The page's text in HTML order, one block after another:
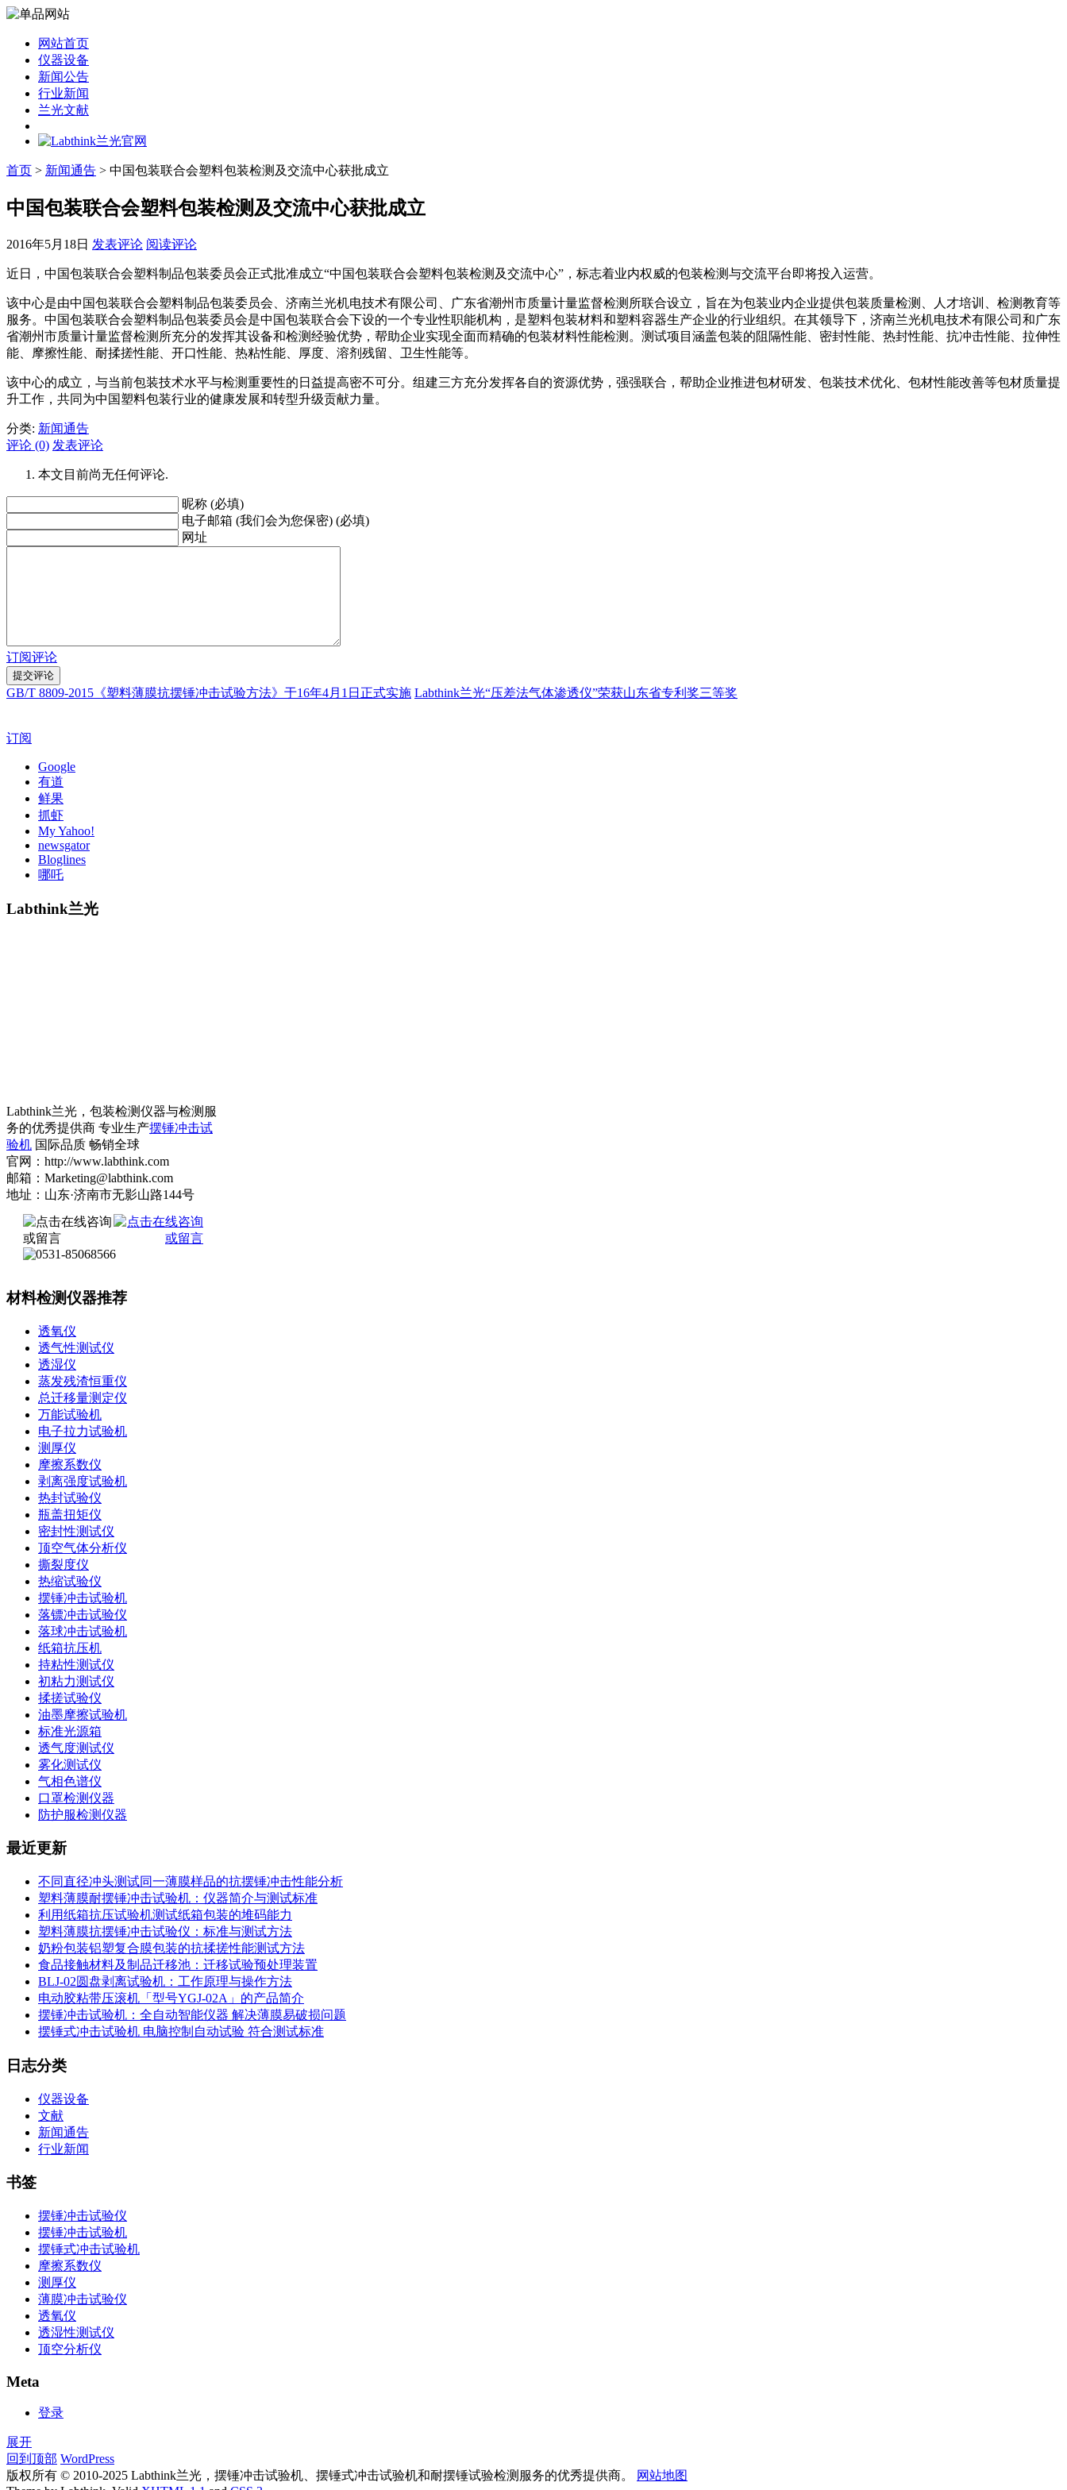
网站首页
仪器设备
新闻公告
行业新闻
兰光文献
首页 > 新闻通告 > 中国包装联合会塑料包装检测及交流中心获批成立
中国包装联合会塑料包装检测及交流中心获批成立
2016年5月18日 发表评论 阅读评论
近日，中国包装联合会塑料制品包装委员会正式批准成立“中国包装联合会塑料包装检测及交流中心”，标志着业内权威的包装检测与交流平台即将投入运营。
该中心是由中国包装联合会塑料制品包装委员会、济南兰光机电技术有限公司、广东省潮州市质量计量监督检测所联合设立，旨在为包装业内企业提供包装质量检测、人才培训、检测教育等
服务。中国包装联合会塑料制品包装委员会是中国包装联合会下设的一个专业性职能机构，是塑料包装材料和塑料容器生产企业的行业组织。在其领导下，济南兰光机电技术有限公司和广东
省潮州市质量计量监督检测所充分的发挥其设备和检测经验优势，帮助企业实现全面而精确的包装材料性能检测。测试项目涵盖包装的阻隔性能、密封性能、热封性能、抗冲击性能、拉伸性
能、摩擦性能、耐揉搓性能、开口性能、热粘性能、厚度、溶剂残留、卫生性能等。
该中心的成立，与当前包装技术水平与检测重要性的日益提高密不可分。组建三方充分发挥各自的资源优势，强强联合，帮助企业推进包材研发、包装技术优化、包材性能改善等包材质量提
升工作，共同为中国塑料包装行业的健康发展和转型升级贡献力量。
分类: 新闻通告
评论 (0) 发表评论
本文目前尚无任何评论.
昵称 (必填)
电子邮箱 (我们会为您保密) (必填)
网址
订阅评论
GB/T 8809-2015《塑料薄膜抗摆锤冲击试验方法》于16年4月1日正式实施 Labthink兰光“压差法气体渗透仪”荣获山东省专利奖三等奖
订阅
Google
有道
鲜果
抓虾
My Yahoo!
newsgator
Bloglines
哪吒
Labthink兰光
Labthink兰光，包装检测仪器与检测服
务的优秀提供商 专业生产摆锤冲击试
验机 国际品质 畅销全球
官网：http://www.labthink.com
邮箱：Marketing@labthink.com
地址：山东·济南市无影山路144号
材料检测仪器推荐
透氧仪
透气性测试仪
透湿仪
蒸发残渣恒重仪
总迁移量测定仪
万能试验机
电子拉力试验机
测厚仪
摩擦系数仪
剥离强度试验机
热封试验仪
瓶盖扭矩仪
密封性测试仪
顶空气体分析仪
撕裂度仪
热缩试验仪
摆锤冲击试验机
落镖冲击试验仪
落球冲击试验机
纸箱抗压机
持粘性测试仪
初粘力测试仪
揉搓试验仪
油墨摩擦试验机
标准光源箱
透气度测试仪
雾化测试仪
气相色谱仪
口罩检测仪器
防护服检测仪器
最近更新
不同直径冲头测试同一薄膜样品的抗摆锤冲击性能分析
塑料薄膜耐摆锤冲击试验机：仪器简介与测试标准
利用纸箱抗压试验机测试纸箱包装的堆码能力
塑料薄膜抗摆锤冲击试验仪：标准与测试方法
奶粉包装铝塑复合膜包装的抗揉搓性能测试方法
食品接触材料及制品迁移池：迁移试验预处理装置
BLJ-02圆盘剥离试验机：工作原理与操作方法
电动胶粘带压滚机「型号YGJ-02A」的产品简介
摆锤冲击试验机：全自动智能仪器 解决薄膜易破损问题
摆锤式冲击试验机 电脑控制自动试验 符合测试标准
日志分类
仪器设备
文献
新闻通告
行业新闻
书签
摆锤冲击试验仪
摆锤冲击试验机
摆锤式冲击试验机
摩擦系数仪
测厚仪
薄膜冲击试验仪
透氧仪
透湿性测试仪
顶空分析仪
Meta
登录
展开
回到顶部 WordPress
版权所有 © 2010-2025 Labthink兰光，摆锤冲击试验机、摆锤式冲击试验机和耐摆锤试验检测服务的优秀提供商。
网站地图